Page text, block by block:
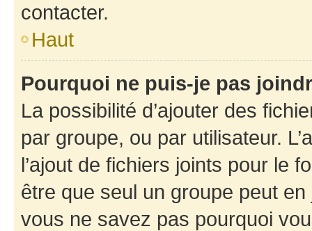
contacter.
Haut
Pourquoi ne puis-je pas
La possibilité d’ajouter des
par groupe, ou par utilisateur.
l’ajout de fichiers joints pour le
être que seul un groupe peut
vous ne savez pas pourquoi